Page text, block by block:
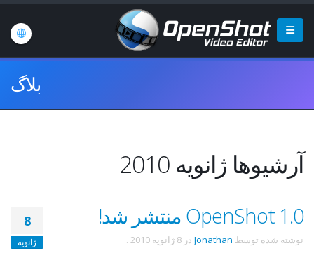
بلاگ
آرشیوها ژانویه 2010
8
ژانویه
OpenShot 1.0 منتشر شد!
نوشته شده توسط Jonathan در 8 ژانویه 2010 .